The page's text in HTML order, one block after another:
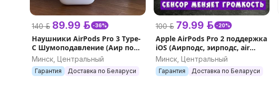
140 р. 89.99 р. -36%
Наушники AirPods Pro 3 Type-
C Шумоподавление (Аир подс,
эирподс) беспроводная копия
реплика
Минск, Центральный
Гарантия Доставка по Беларуси
100 р. 79.99 р. -20%
Apple AirPods Pro 2 поддержка
iOS (Аирподс, эирподс, air
pods) беспроводные
наушники копия реплика
Минск, Центральный
Гарантия Доставка по Беларуси